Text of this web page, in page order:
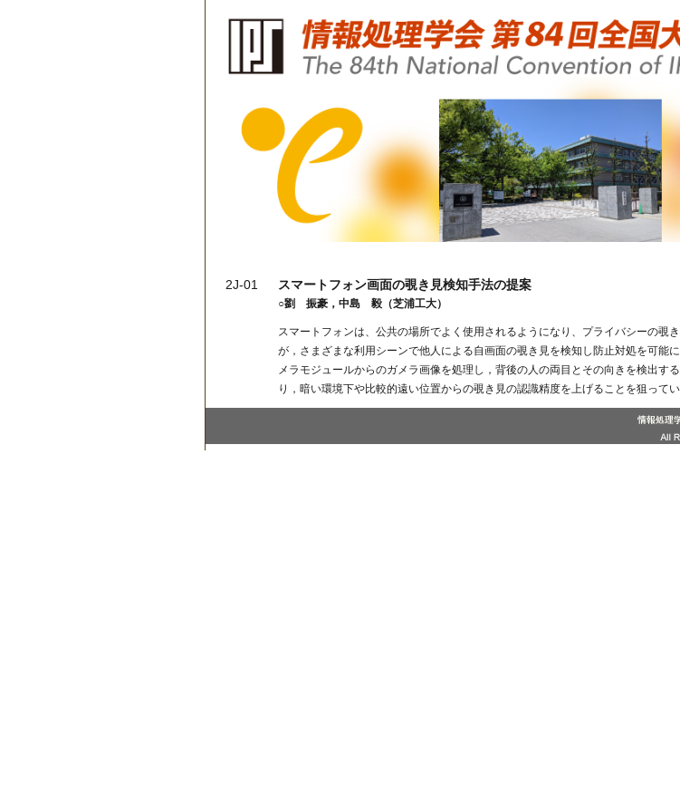
2J-01 スマートフォン画面の覗き見検知手法の提案
○劉 振豪，中島 毅（芝浦工大）
スマートフォンは、公共の場所でよく使用されるようになり、プライバシーの覗
が，さまざまな利用シーンで他人による自画面の覗き見を検知し防止対処を可能
メラモジュールからのガメラ画像を処理し，背後の人の両目とその向きを検出す
り，暗い環境下や比較的遠い位置からの覗き見の認識精度を上げることを狙ってい